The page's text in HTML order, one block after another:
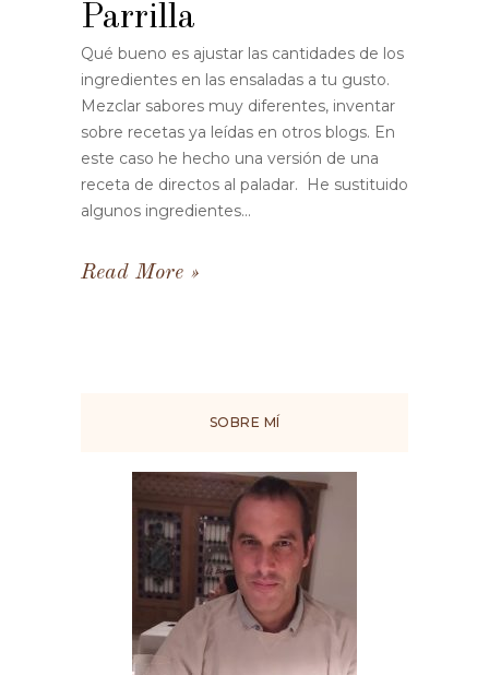
Parrilla
Qué bueno es ajustar las cantidades de los
ingredientes en las ensaladas a tu gusto.
Mezclar sabores muy diferentes, inventar
sobre recetas ya leídas en otros blogs. En
este caso he hecho una versión de una
receta de directos al paladar. He sustituido
algunos ingredientes...
Read More
SOBRE MÍ